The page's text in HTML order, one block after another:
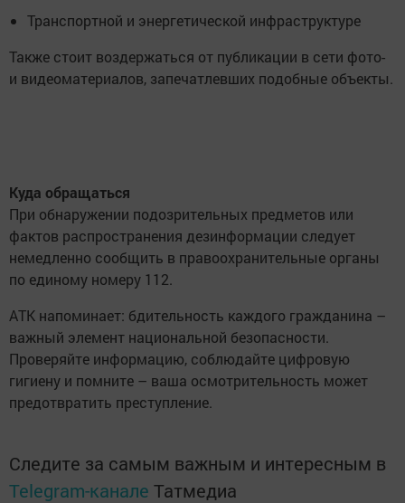
Транспортной и энергетической инфраструктуре
Также стоит воздержаться от публикации в сети фото-
и видеоматериалов, запечатлевших подобные объекты.
Куда обращаться
При обнаружении подозрительных предметов или
фактов распространения дезинформации следует
немедленно сообщить в правоохранительные органы
по единому номеру 112.
АТК напоминает: бдительность каждого гражданина –
важный элемент национальной безопасности.
Проверяйте информацию, соблюдайте цифровую
гигиену и помните – ваша осмотрительность может
предотвратить преступление.
Следите за самым важным и интересным в
Telegram-канале Татмедиа